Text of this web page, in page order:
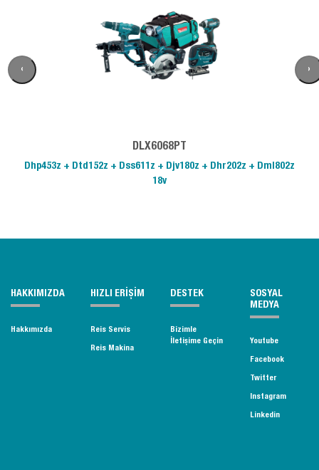
DLX6068PT
Dhp453z + Dtd152z + Dss611z + Djv180z + Dhr202z + Dml802z
18v
‹ ›
HAKKIMIZDA
Hakkımızda
HIZLI ERİŞİM
Reis Servis
Reis Makina
DESTEK
Bizimle
İletişime Geçin
SOSYAL
MEDYA
Youtube
Facebook
Twitter
Instagram
Linkedin